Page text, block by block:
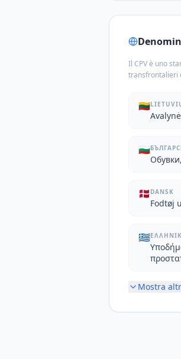
Il CPV è uno
transfrontalieri
🇱🇹
🇧🇬
🇩🇰 DANSK
Fodtøj
🇬🇷
Mostra